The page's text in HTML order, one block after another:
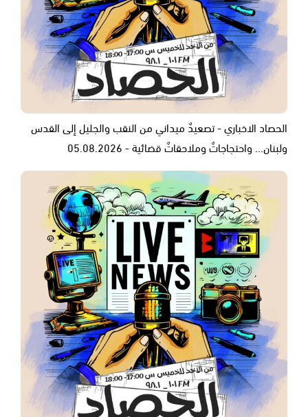
الحصاد الاخباري - تصعيدٌ ميداني من النقب والجليل إلى القدس
ولبنان... واحتجاجاتٌ وملاحقاتٌ قضائية - 05.08.2026